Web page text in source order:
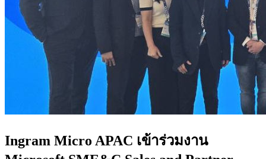
Ingram Micro APAC เข้าร่วมงาน